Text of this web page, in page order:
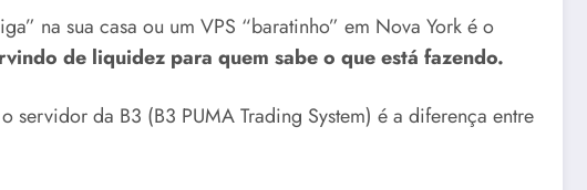
na sua casa ou um VPS “baratinho” em Nova York é o
de liquidez para quem sabe o que está fazendo.
da B3 (B3 PUMA Trading System) é a diferença entre